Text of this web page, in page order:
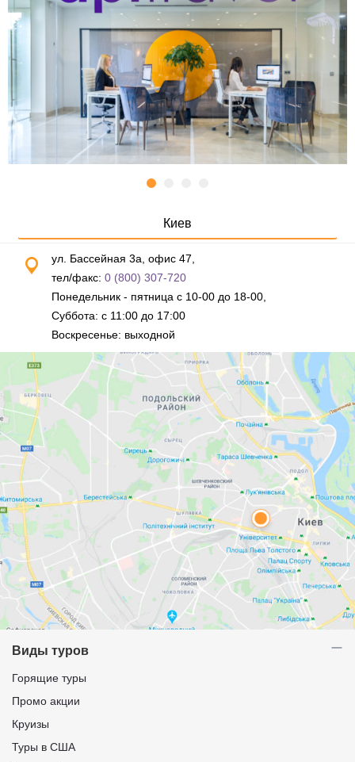
Киев
ул. Бассейная 3а, офис 47,
тел/факс: 0 (800) 307-720
Понедельник - пятница с 10-00 до 18-00,
Суббота: с 11:00 до 17:00
Воскресенье: выходной
Виды туров
Горящие туры
Промо акции
Круизы
Туры в США